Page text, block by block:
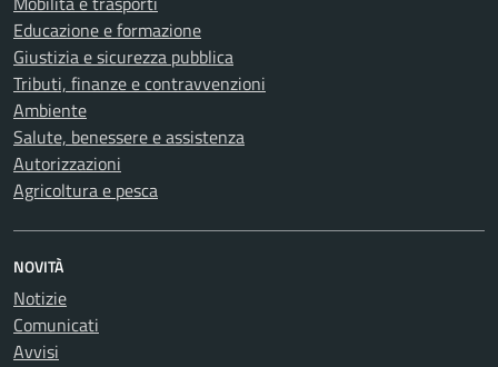
Educazione e formazione
Giustizia e sicurezza pubblica
Tributi, finanze e contravvenzioni
Ambiente
Salute, benessere e assistenza
Autorizzazioni
Agricoltura e pesca
NOVITÀ
Notizie
Comunicati
Avvisi